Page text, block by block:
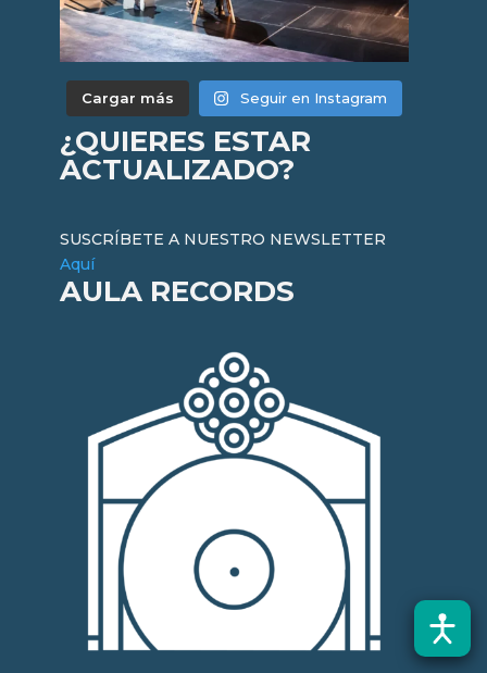
Cargar más Seguir en Instagram
¿QUIERES ESTAR
ACTUALIZADO?
SUSCRÍBETE A NUESTRO NEWSLETTER
Aquí
AULA RECORDS